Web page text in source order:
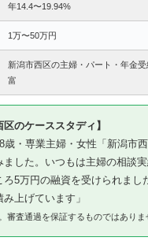
年14.4〜19.94%
1万〜50万円
新潟市西区の主婦・パート・年金
富
区のケーススタディ】
歳・専業主婦・女性「新潟市
ました。いつもは主婦の相談
ろ5万円の融資を受けられまし
上げています」
審査通過を保証するものではありま